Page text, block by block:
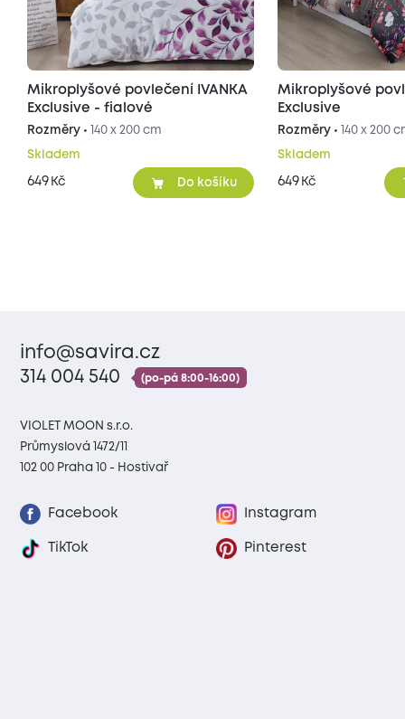
Mikroplyšové povlečení IVANKA
Exclusive - fialové
Rozměry • 140 x 200 cm
Skladem
649 Kč Do košíku
Mikroplyšové
Exclusive
Rozměry • 140 x 200
Skladem
649 Kč
info@savira.cz
314 004 540
(po-pá 8:00-16:00)
VIOLET MOON s.r.o.
Průmyslová 1472/11
102 00 Praha 10 - Hostivař
Facebook Instagram
TikTok Pinterest